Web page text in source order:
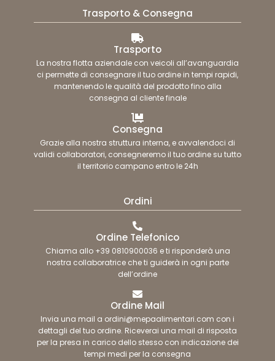
Trasporto & Consegna
Trasporto
La nostra flotta aziendale con veicoli all’avanguardia
ci permette di consegnare il tuo ordine in tempi rapidi,
mantenendo le qualità del prodotto fino alla
consegna al cliente finale
Consegna
Grazie alla nostra struttura interna, e avvalendoci di
validi collaboratori, consegneremo il tuo ordine su tutto
il territorio campano entro le 24h
Ordini
Ordine Telefonico
Chiama allo +39 0810900036 e ti risponderà una
nostra collaboratrice che ti guiderà in ogni parte
dell’ordine
Ordine Mail
Invia una mail a ordini@mepaalimentari.com con i
dettagli del tuo ordine. Riceverai una mail di risposta
per la presa in carico dello stesso con indicazione dei
tempi medi per la consegna